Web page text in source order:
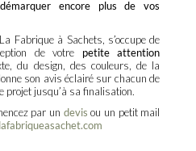
encore plus de vos
Fabrique à Sachets, s’occupe de
de votre petite attention
du design, des couleurs, de la
son avis éclairé sur chacun de
projet jusqu’à sa finalisation.
par un devis ou un petit mail